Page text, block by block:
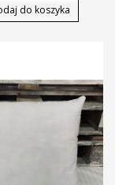
do koszyka